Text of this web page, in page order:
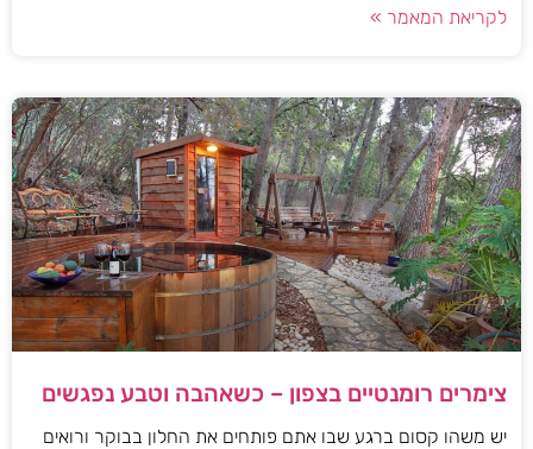
לקריאת המאמר »
צימרים רומנטיים בצפון – כשאהבה וטבע נפגשים
יש משהו קסום ברגע שבו אתם פותחים את החלון בבוקר ורואים